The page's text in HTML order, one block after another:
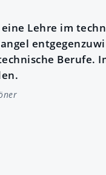
Lehre im
Berufe.